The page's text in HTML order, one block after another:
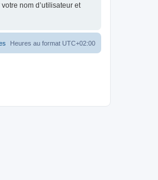
nom d’utilisateur et
Heures au format UTC+02:00